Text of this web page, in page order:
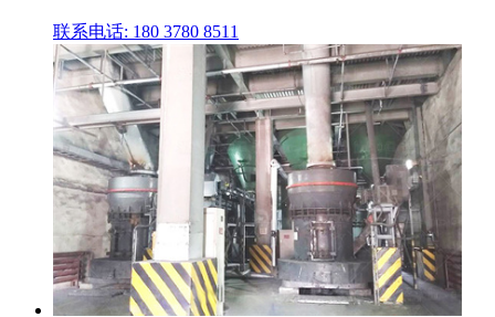
联系电话: 180 3780 8511